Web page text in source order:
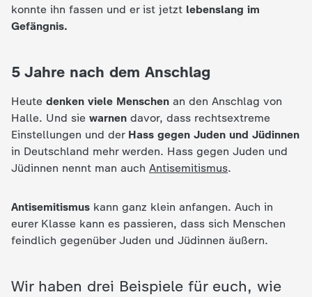
h
e
n
d
konnte ihn fassen und er ist jetzt lebenslang im
Gefängnis.
5 Jahre nach dem Anschlag
Heute denken viele Menschen an den Anschlag von
Halle. Und sie warnen davor, dass rechtsextreme
Einstellungen und der Hass gegen Juden und Jüdinnen
in Deutschland mehr werden. Hass gegen Juden und
Jüdinnen nennt man auch Antisemitismus.
Antisemitismus kann ganz klein anfangen. Auch in
eurer Klasse kann es passieren, dass sich Menschen
feindlich gegenüber Juden und Jüdinnen äußern.
Wir haben drei Beispiele für euch, wie